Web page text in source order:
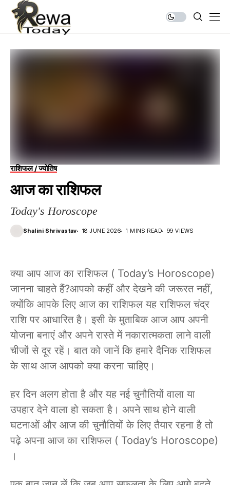
राशिफल / ज्योतिष
आज का राशिफल
Today's Horoscope
Shalini Shrivastav 18 JUNE 2026 1 MINS READ 99 VIEWS
क्या आप आज का राशिफल ( Today’s Horoscope)
जानना चाहते हैं?आपको कहीं और देखने की जरूरत नहीं,
क्योंकि आपके लिए आज का राशिफल यह राशिफल चंद्र
राशि पर आधारित है। इसी के मुताबिक आज आप अपनी
योजना बनाएं और अपने रास्ते में नकारात्मकता लाने वाली
चीजों से दूर रहें। बात को जानें कि हमारे दैनिक राशिफल
के साथ आज आपको क्या करना चाहिए।
हर दिन अलग होता है और यह नई चुनौतियों वाला या
उपहार देने वाला हो सकता है। अपने साथ होने वाली
घटनाओं और आज की चुनौतियों के लिए तैयार रहना है तो
पढ़े अपना आज का राशिफल ( Today’s Horoscope)
।